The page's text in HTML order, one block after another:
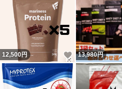
12,500円 いいね！
13,980円